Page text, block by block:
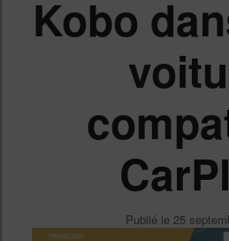
Kobo
Publié le 25